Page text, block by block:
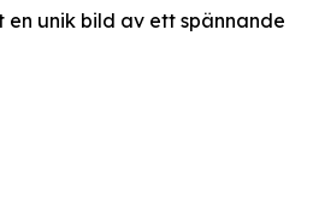
unik bild av ett spännande